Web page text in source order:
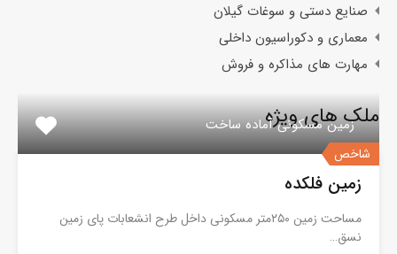
صنایع دستی و سوغات گیلان
معماری و دکوراسیون داخلی
مهارت های مذاکره و فروش
ملک های ویژه
شاخص
زمین مسکونی آماده ساخت
زمین فلکده
مساحت زمین ۲۵۰متر مسکونی داخل طرح انشعابات پای زمین
نسق…